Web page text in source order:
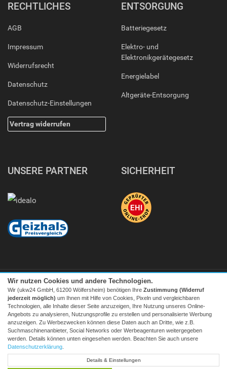
RECHTLICHES
AGB
Impressum
Widerrufsrecht
Datenschutz
Datenschutz-Einstellungen
Vertrag widerrufen
ENTSORGUNG
Batteriegesetz
Elektro- und
Elektronikgerätegesetz
Energielabel
Altgeräte-Entsorgung
UNSERE PARTNER SICHERHEIT
Facebook| twitter
© 2026 Tecedo
Alle Preise inkl. MwSt. zzgl. Versand | *) Unverbindliche
Preisempfehlung | **) Ehemaliger Verkaufspreis
Wir nutzen Cookies und andere Technologien.
Wir (ukw24 GmbH, 61200 Wölfersheim) benötigen Ihre Zustimmung (Widerruf
jederzeit möglich) um Ihnen mit Hilfe von Cookies, Pixeln und vergleichbaren
Technologien, alle Inhalte dieser Seite anzuzeigen, Ihre Nutzung unseres Online-
Angebots zu analysieren, Nutzungsprofile zu erstellen und personalisierte Werbung
anzuzeigen. Zu Werbezwecken können diese Daten auch an Dritte, wie z.B.
Suchmaschinenanbieter, Social Networks oder Werbeagenturen weitergegeben
werden. Details können unten eingesehen werden. Beachten Sie auch unsere
Datenschutzerklärung
Details & Einstellungen